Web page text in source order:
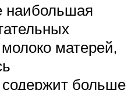
наибольшая
матерей,
больше